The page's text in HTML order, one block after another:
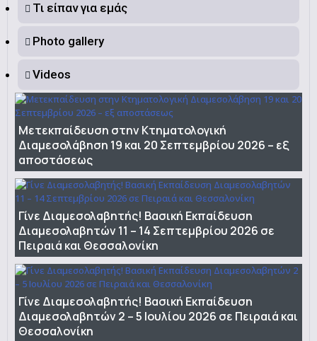
Τι είπαν για εμάς
Photo gallery
Videos
Μετεκπαίδευση στην Κτηματολογική
Διαμεσολάβηση 19 και 20 Σεπτεμβρίου 2026 – εξ
αποστάσεως
Γίνε Διαμεσολαβητής! Βασική Εκπαίδευση
Διαμεσολαβητών 11 – 14 Σεπτεμβρίου 2026 σε
Πειραιά και Θεσσαλονίκη
Γίνε Διαμεσολαβητής! Βασική Εκπαίδευση
Διαμεσολαβητών 2 – 5 Ιουλίου 2026 σε Πειραιά και
Θεσσαλονίκη